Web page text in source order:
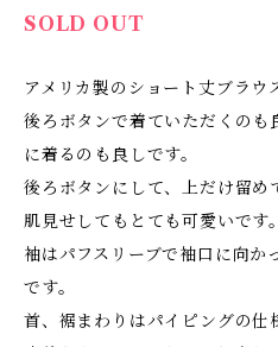
SOLD OUT
アメリカ製のショート丈ブラウ
後ろボタンで着ていただくのも
に着るのも良しです。
後ろボタンにして、上だけ留め
肌見せしてもとても可愛いです。
袖はパフスリーブで袖口に向か
です。
首、裾まわりはパイピングの仕